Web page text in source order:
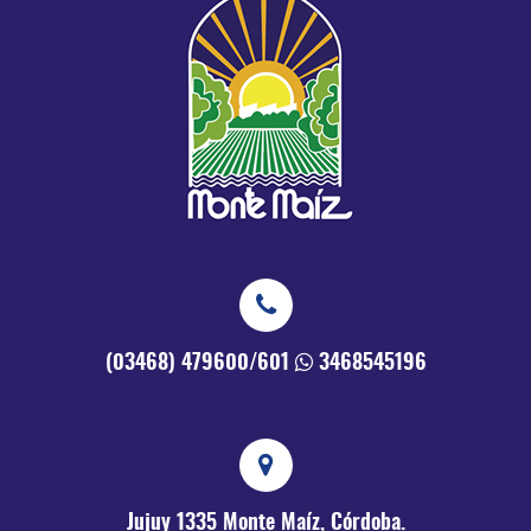
(03468) 479600/601 3468545196
Jujuy 1335 Monte Maíz, Córdoba.